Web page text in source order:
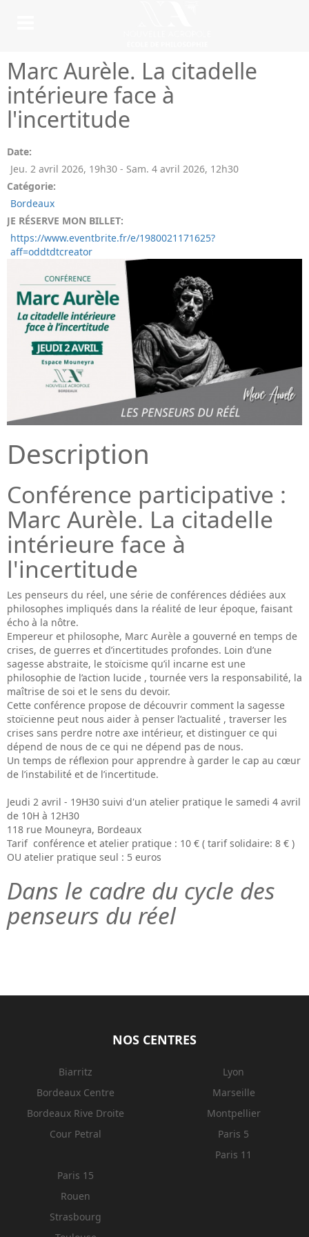
Marc Aurèle. La citadelle
intérieure face à
l'incertitude
Date:
Jeu. 2 avril 2026, 19h30 - Sam. 4 avril 2026, 12h30
Catégorie:
Bordeaux
JE RÉSERVE MON BILLET:
https://www.eventbrite.fr/e/1980021171625?
aff=oddtdtcreator
Description
Conférence participative :
Marc Aurèle. La citadelle
intérieure face à
l'incertitude
Les penseurs du réel, une série de conférences dédiées aux
philosophes impliqués dans la réalité de leur époque, faisant
écho à la nôtre.
Empereur et philosophe, Marc Aurèle a gouverné en temps de
crises, de guerres et d’incertitudes profondes. Loin d’une
sagesse abstraite, le stoïcisme qu’il incarne est une
philosophie de l’action lucide , tournée vers la responsabilité, la
maîtrise de soi et le sens du devoir.
Cette conférence propose de découvrir comment la sagesse
stoïcienne peut nous aider à penser l’actualité , traverser les
crises sans perdre notre axe intérieur, et distinguer ce qui
dépend de nous de ce qui ne dépend pas de nous.
Un temps de réflexion pour apprendre à garder le cap au cœur
de l’instabilité et de l’incertitude.
Jeudi 2 avril - 19H30 suivi d'un atelier pratique le samedi 4 avril
de 10H à 12H30
118 rue Mouneyra, Bordeaux
Tarif conférence et atelier pratique : 10 € ( tarif solidaire: 8 € )
OU atelier pratique seul : 5 euros
Dans le cadre du cycle des
penseurs du réel
NOS CENTRES
Biarritz
Bordeaux Centre
Bordeaux Rive Droite
Cour Petral
Lyon
Marseille
Montpellier
Paris 5
Paris 11
Paris 15
Rouen
Strasbourg